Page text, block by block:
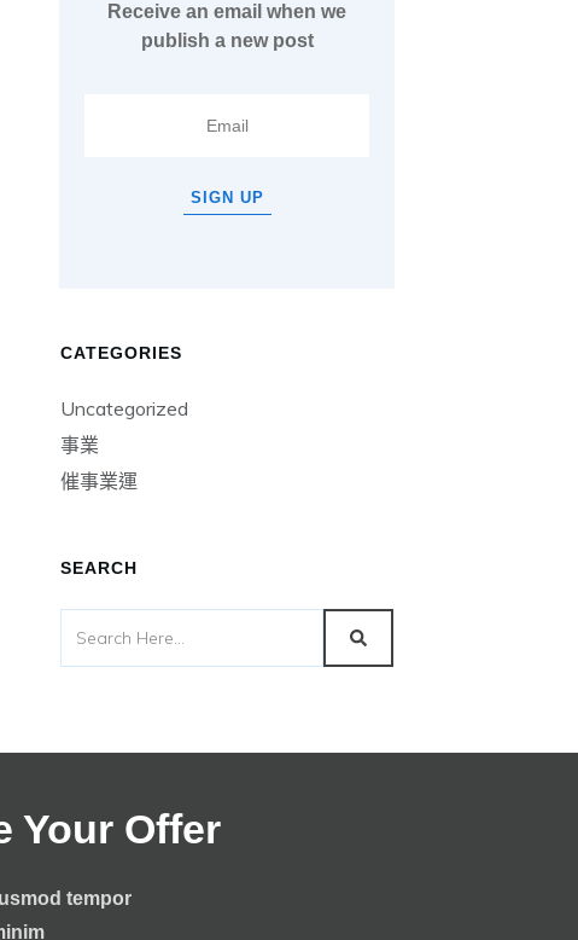
Receive an email when we
publish a new post
SIGN UP
CATEGORIES
Uncategorized
事業
催事業運
SEARCH
Your Offer
tempor